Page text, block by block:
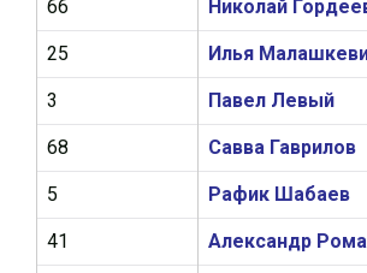
Николай
Илья
Павел Левый
Савва Гаврилов
Рафик Шабаев
Александр
66
25
3
68
5
41